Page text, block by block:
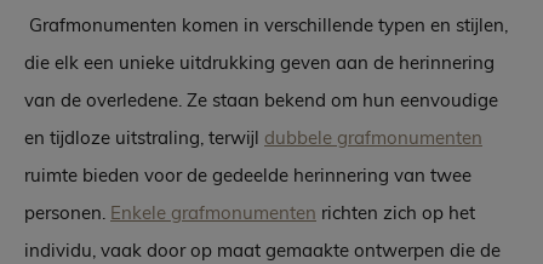
Grafmonumenten komen in verschillende typen en stijlen,
die elk een unieke uitdrukking geven aan de herinnering
van de overledene. Ze staan bekend om hun eenvoudige
en tijdloze uitstraling, terwijl dubbele grafmonumenten
ruimte bieden voor de gedeelde herinnering van twee
personen. Enkele grafmonumenten richten zich op het
individu, vaak door op maat gemaakte ontwerpen die de